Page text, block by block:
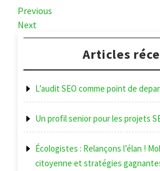
Navigation
de
l’article
Previous
Post
Previous
Next
Post
Next
Articles
L’audit SEO comme point de
Un profil senior pour les projets
Écologistes : Relançons l’élan !
citoyenne et stratégies